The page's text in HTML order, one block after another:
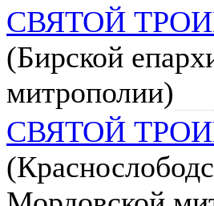
СВЯТОЙ
(Бирской
митрополии)
СВЯТОЙ